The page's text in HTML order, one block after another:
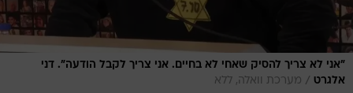
"אני לא צריך להסיק שאחי לא בחיים. אני צריך לקבל הודעה". דני
אלגרט / מערכת וואלה, ללא